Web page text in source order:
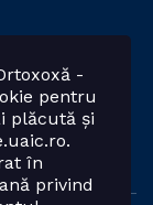
2425
-
pentru
plăcută și
în
privind